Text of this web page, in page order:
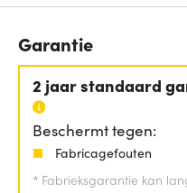
Garantie
2 jaar standaard
Beschermt tegen:
Fabricagefouten
* Fabrieksgarantie kan